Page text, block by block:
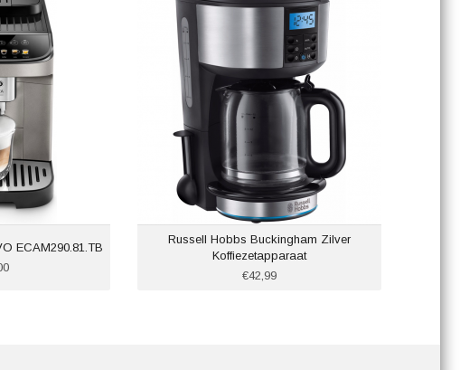
ECAM290.81.TB
Russell Hobbs Buckingham Zilver
Koffiezetapparaat
€42,99